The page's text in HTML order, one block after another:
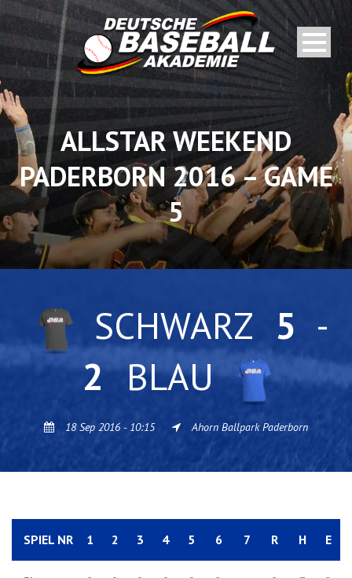
ALLSTAR WEEKEND
PADERBORN 2016 – GAME
5
SCHWARZ 5 -
2 BLAU
18 Sep 2016 - 10:15 Ahorn Ballpark Paderborn
SPIEL NR 1 2 3 4 5 6 7 R H E